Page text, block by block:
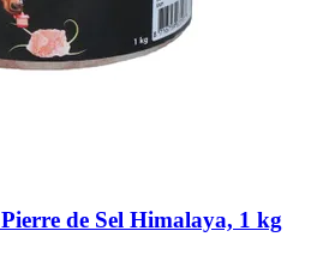
Pierre de Sel Himalaya, 1 kg